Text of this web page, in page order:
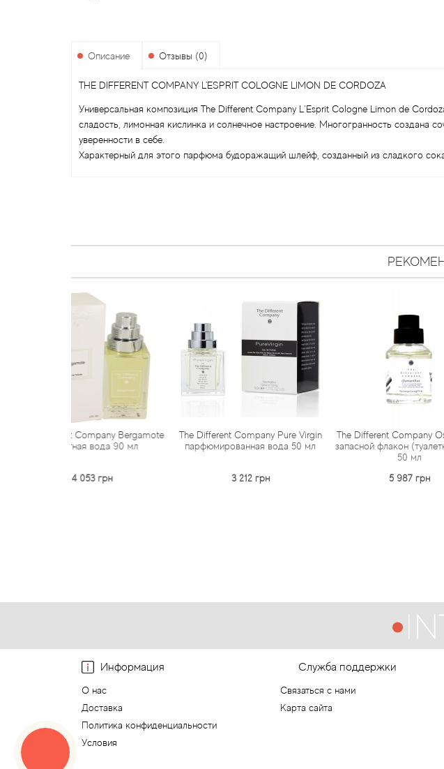
Описание Отзывы (0)
THE DIFFERENT COMPANY L'ESPRIT COLOGNE LIMON DE CORDOZA
Универсальная композиция The Different Company L`Esprit Cologne Limon de
сладость, лимонная кислинка и солнечное настроение. Многогранность создана
уверенности в себе.
Характерный для этого парфюма будоражащий шлейф, созданный из сладкого
Bergamote
The Different Company Pure Virgin
парфюмированная вода 50 мл
The Different Company Osmanthus
запасной флакон (туалетная вода)
The
Информация
О нас
Доставка
Политика конфиденциальности
Условия
Служба поддержки
Связаться с нами
Карта сайта